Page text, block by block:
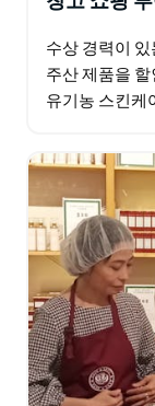
수상 경력이
주산 제품을
유기농 스킨케